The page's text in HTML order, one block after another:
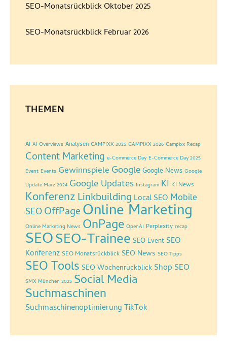
SEO-Monatsrückblick Oktober 2025
SEO-Monatsrückblick Februar 2026
THEMEN
AI AI Overviews Analysen CAMPIXX 2025 CAMPIXX 2026 Campixx Recap
Content Marketing e-Commerce Day E-Commerce Day 2025
Event Events Gewinnspiele GoogleGoogle News Google
Update März 2024 Google Updates Instagram KI KI News
KonferenzLinkbuilding Local SEO Mobile
SEOOffPageOnline Marketing
Online Marketing News OnPage OpenAI Perplexity recap
SEOSEO-Trainee SEO Event SEO
Konferenz SEO Monatsrückblick SEO News SEO Tipps
SEO Tools SEO Wochenrückblick Shop SEO
SMX München 2025 Social Media
Suchmaschinen
Suchmaschinenoptimierung TikTok